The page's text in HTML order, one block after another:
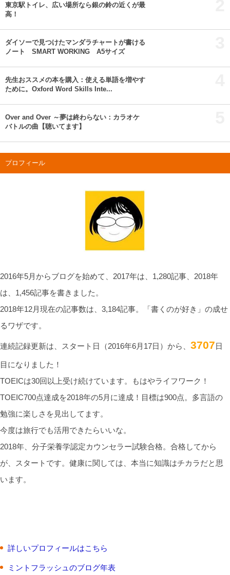
東京駅トイレ、広い場所なら銀の鈴の近くが最
高！
ダイソーで見つけたマンダラチャートが書ける
ノート SMART WORKING A5サイズ
先生おススメの本を購入：使える単語を増やす
ために。Oxford Word Skills Inte...
Over and Over ～夢は終わらない：カラオケ
バトルの曲【聴いてます】
プロフィール
2016年5月からブログを始めて、2017年は、1,280記事、2018年
は、1,456記事を書きました。
2018年12月現在の記事数は、3,184記事。「書くのが好き」の成せ
るワザです。
連続記録更新は、スタート日（2016年6月17日）から、 3707日
目になりました！
TOEICは30回以上受け続けています。もはやライフワーク！
TOEIC700点達成を2018年の5月に達成！目標は900点。多言語の
勉強に楽しさを見出してます。
今度は旅行でも活用できたらいいな。
2018年、分子栄養学認定カウンセラー試験合格。合格してから
が、スタートです。健康に関しては、本当に知識はチカラだと思
います。
詳しいプロフィールはこちら
ミントフラッシュのブログ年表